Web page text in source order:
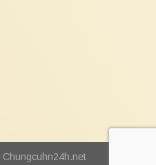
Chungcuhn24h.net